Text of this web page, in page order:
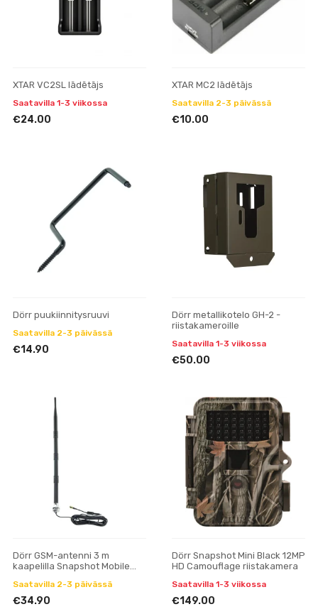
XTAR VC2SL lādētājs
Saatavilla 1-3 viikossa
€24.00
XTAR MC2 lādētājs
Saatavilla 2-3 päivässä
€10.00
Dörr puukiinnitysruuvi
Saatavilla 2-3 päivässä
€14.90
Dörr metallikotelo GH-2 -
riistakameroille
Saatavilla 1-3 viikossa
€50.00
Dörr GSM-antenni 3 m
kaapelilla Snapshot Mobile
Saatavilla 2-3 päivässä
€34.90
Dörr Snapshot Mini Black 12MP
HD Camouflage riistakamera
Saatavilla 1-3 viikossa
€149.00